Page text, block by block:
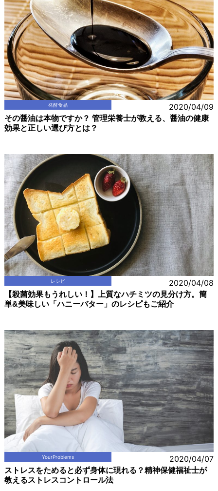
発酵食品 2020/04/09
その醤油は本物ですか？ 管理栄養士が教える、醤油の健康
効果と正しい選び方とは？
レシピ 2020/04/08
【殺菌効果もうれしい！】上質なハチミツの見分け方。簡
単&美味しい「ハニーバター」のレシピもご紹介
YourProblems 2020/04/07
ストレスをためると必ず身体に現れる？精神保健福祉士が
教えるストレスコントロール法